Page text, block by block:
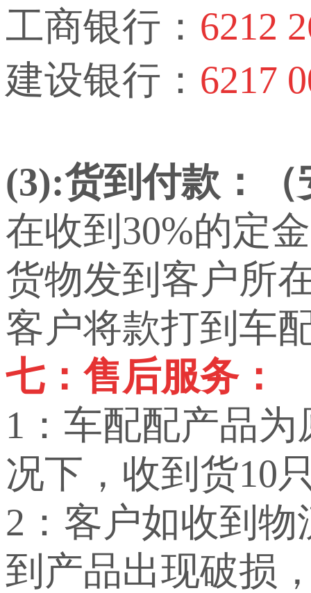
工商银行： 6212
建设银行： 6217
(3):货到付款：
在收到30%的定
货物发到客户所
客户将款打到车
七：售后服务：
1：车配配产品
况下，收到货10
2：客户如收到
到产品出现破损